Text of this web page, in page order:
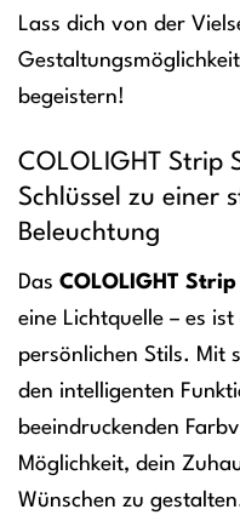
Lass dich von der
begeistern!
COLOLIGHT Strip
Schlüssel zu einer
Beleuchtung
Das COLOLIGHT
eine Lichtquelle – es
persönlichen Stils. Mit
den intelligenten
beeindruckenden
Möglichkeit, dein
Wünschen zu